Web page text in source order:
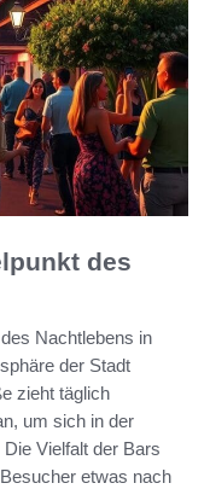
des
Nachtlebens in
der Stadt
zieht täglich
um sich in der
Vielfalt der Bars
etwas nach